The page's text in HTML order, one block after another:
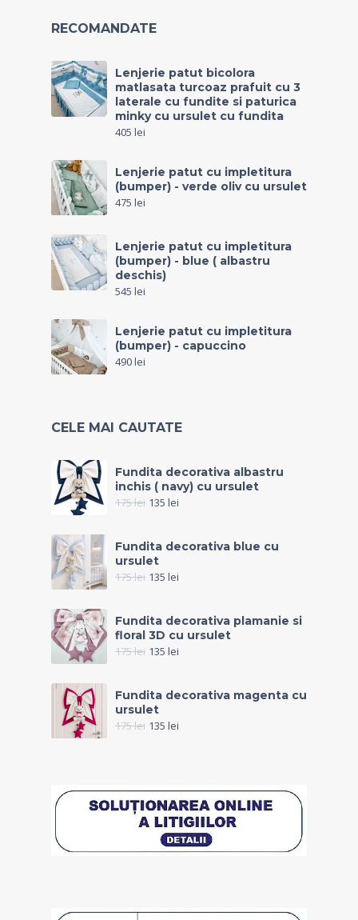
RECOMANDATE
Lenjerie patut bicolora
matlasata turcoaz prafuit cu 3
laterale cu fundite si paturica
minky cu ursulet cu fundita
405 lei
Lenjerie patut cu impletitura
(bumper) - verde oliv cu ursulet
475 lei
Lenjerie patut cu impletitura
(bumper) - blue ( albastru
deschis)
545 lei
Lenjerie patut cu impletitura
(bumper) - capuccino
490lei
CELE MAI CAUTATE
Fundita decorativa albastru
inchis ( navy) cu ursulet
175lei 135 lei
Fundita decorativa blue cu
ursulet
175lei 135 lei
Fundita decorativa plamanie si
floral 3D cu ursulet
175lei 135 lei
Fundita decorativa magenta cu
ursulet
175lei 135 lei